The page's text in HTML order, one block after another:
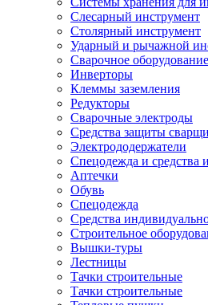
Слесарный инструмент
Столярный инструмент
Ударный и рычажной
Сварочное оборудование
Инверторы
Клеммы заземления
Редукторы
Сварочные электроды
Средства защиты
Электрододержатели
Спецодежда и средства
Аптечки
Обувь
Спецодежда
Средства
Строительное
Вышки-туры
Лестницы
Тачки строительные
Тачки строительные